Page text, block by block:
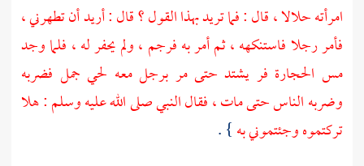
امرأته حلالا ، قال : فما تريد بهذا القول ؟ قال : أريد أن تطهرني ،
فأمر رجلا فاستنكهه ، ثم أمر به فرجم ، ولم يحفر له ، فلما وجد
مس الحجارة فر يشتد حتى مر برجل معه لحي جمل فضربه
وضربه الناس حتى مات ، فقال النبي صلى الله عليه وسلم : هلا
تركتموه وجئتموني به} .